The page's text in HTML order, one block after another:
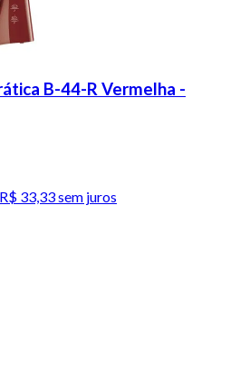
B-44-R Vermelha -
33,33 sem juros